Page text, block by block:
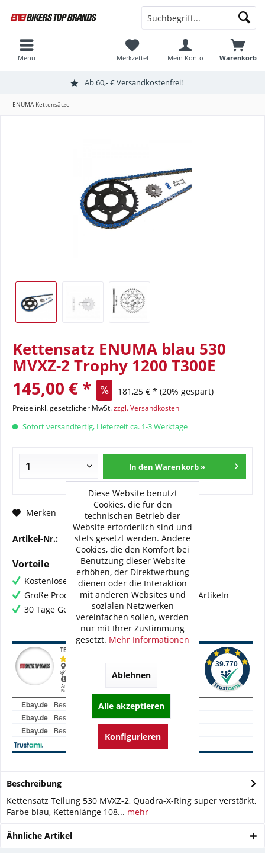
Ab 60,- € Versandkostenfrei!
Warenkorb
Merkzettel Mein Konto
Menü
ENUMA Kettensätze
Kettensatz ENUMA blau 530
MVXZ-2 Trophy 1200 T300E
145,00 € * 181,25 € * (20% gespart)
Preise inkl. gesetzlicher MwSt.zzgl. Versandkosten
Sofort versandfertig, Lieferzeit ca. 1-3 Werktage
In den Warenkorb »
Merken Fragen zum Artikel?
Artikel-Nr.: 23-198-111-04
Vorteile
Kostenloser Versand ab € 60,- Bestellwert
Große Produktauswahl mit mehr als 80.000 Artikeln
30 Tage Geld-Zurück-Garantie
Beschreibung
Kettensatz Teilung 530 MVXZ-2, Quadra-X-Ring super verstärkt,
Farbe blau, Kettenlänge 108... mehr
Ähnliche Artikel
Diese Website benutzt
Cookies, die für den
technischen Betrieb der
Website erforderlich sind und
stets gesetzt werden. Andere
Cookies, die den Komfort bei
Benutzung dieser Website
erhöhen, der Direktwerbung
dienen oder die Interaktion
mit anderen Websites und
sozialen Netzwerken
vereinfachen sollen, werden
nur mit Ihrer Zustimmung
gesetzt. Mehr Informationen
Ablehnen
Alle akzeptieren
Konfigurieren